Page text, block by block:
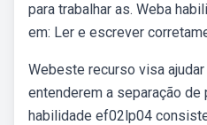
para trabalhar as. Weba
em: Ler e escrever
Webeste recurso visa
entenderem a separação de
habilidade ef02lp04